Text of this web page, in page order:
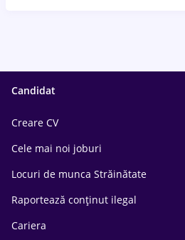
Candidat
Creare CV
Cele mai noi joburi
Locuri de munca Străinătate
Raportează conținut ilegal
Cariera